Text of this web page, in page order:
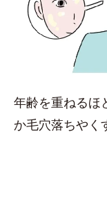
年齢を重ねるほ
か毛穴落ちやく